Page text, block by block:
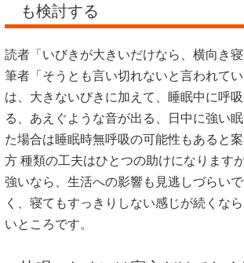
も検討する
読者「いびきが大きいだけなら、横向き寝
筆者「そうとも言い切れないと言われて
は、大きないびきに加えて、睡眠中に呼
る、あえぐような音が出る、日中に強い
た場合は睡眠時無呼吸の可能性もあると
方 種類の工夫はひとつの助けになります
強いなら、生活への影響も見逃しづらい
く、寝てもすっきりしない感じが続くな
いところです。